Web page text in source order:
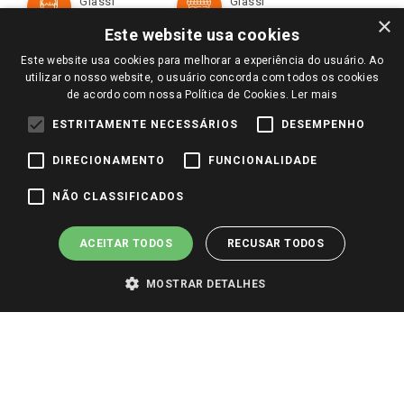
Notícias
Perguntas frequentes
Identidade Visual
Trocas e Devoluções
Redes Sociais
Pagamento e Segurança
×
Este website usa cookies
Este website usa cookies para melhorar a experiência do usuário. Ao
utilizar o nosso website, o usuário concorda com todos os cookies
de acordo com nossa Política de Cookies. Ler mais
ESTRITAMENTE NECESSÁRIOS DESEMPENHO
DIRECIONAMENTO FUNCIONALIDADE
NÃO CLASSIFICADOS
ACEITAR TODOS RECUSAR TODOS
MOSTRAR DETALHES